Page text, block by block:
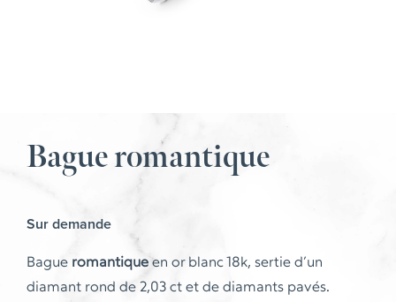
Bague romantique
Sur demande
Bague romantique en or blanc 18k, sertie d’un
diamant rond de 2,03 ct et de diamants pavés.